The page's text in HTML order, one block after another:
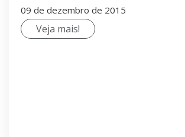
09 de dezembro de 2015
Veja mais!